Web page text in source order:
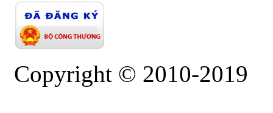
Copyright © 2010-2019